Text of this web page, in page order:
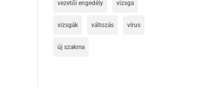
vezetői engedély vizsga
vizsgák változás vírus
új szakma